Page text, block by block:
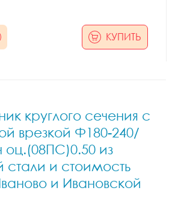
КУПИТЬ
круглого сечения с
врезкой Ф180-240/
оц.(08ПС)0.50 из
стали и стоимость
и Ивановской